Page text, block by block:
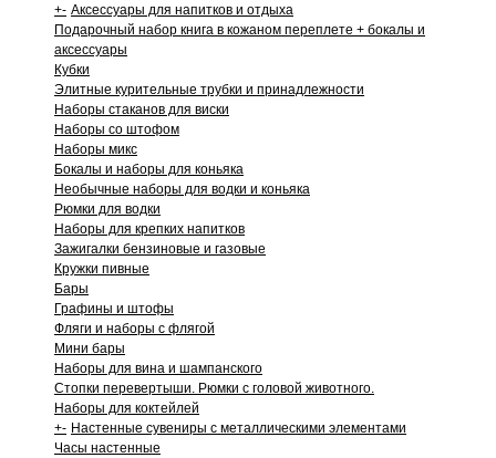
+- Аксессуары для напитков и отдыха
Подарочный набор книга в кожаном переплете + бокалы и
аксессуары
Кубки
Элитные курительные трубки и принадлежности
Наборы стаканов для виски
Наборы со штофом
Наборы микс
Бокалы и наборы для коньяка
Необычные наборы для водки и коньяка
Рюмки для водки
Наборы для крепких напитков
Зажигалки бензиновые и газовые
Кружки пивные
Бары
Графины и штофы
Фляги и наборы с флягой
Мини бары
Наборы для вина и шампанского
Стопки перевертыши. Рюмки с головой животного.
Наборы для коктейлей
+- Настенные сувениры с металлическими элементами
Часы настенные